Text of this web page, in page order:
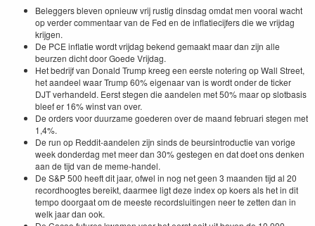
Beleggers bleven opnieuw vrij rustig dinsdag omdat men vooral wacht
op verder commentaar van de Fed en de inflatiecijfers die we vrijdag
krijgen.
De PCE inflatie wordt vrijdag bekend gemaakt maar dan zijn alle
beurzen dicht door Goede Vrijdag.
Het bedrijf van Donald Trump kreeg een eerste notering op Wall Street,
het aandeel waar Trump 60% eigenaar van is wordt onder de ticker
DJT verhandeld. Eerst stegen die aandelen met 50% maar op slotbasis
bleef er 16% winst van over.
De orders voor duurzame goederen over de maand februari stegen met
1,4%.
De run op Reddit-aandelen zijn sinds de beursintroductie van vorige
week donderdag met meer dan 30% gestegen en dat doet ons denken
aan de tijd van de meme-handel.
De S&P 500 heeft dit jaar, ofwel in nog net geen 3 maanden tijd al 20
recordhoogtes bereikt, daarmee ligt deze index op koers als het in dit
tempo doorgaat om de meeste recordsluitingen neer te zetten dan in
welk jaar dan ook.